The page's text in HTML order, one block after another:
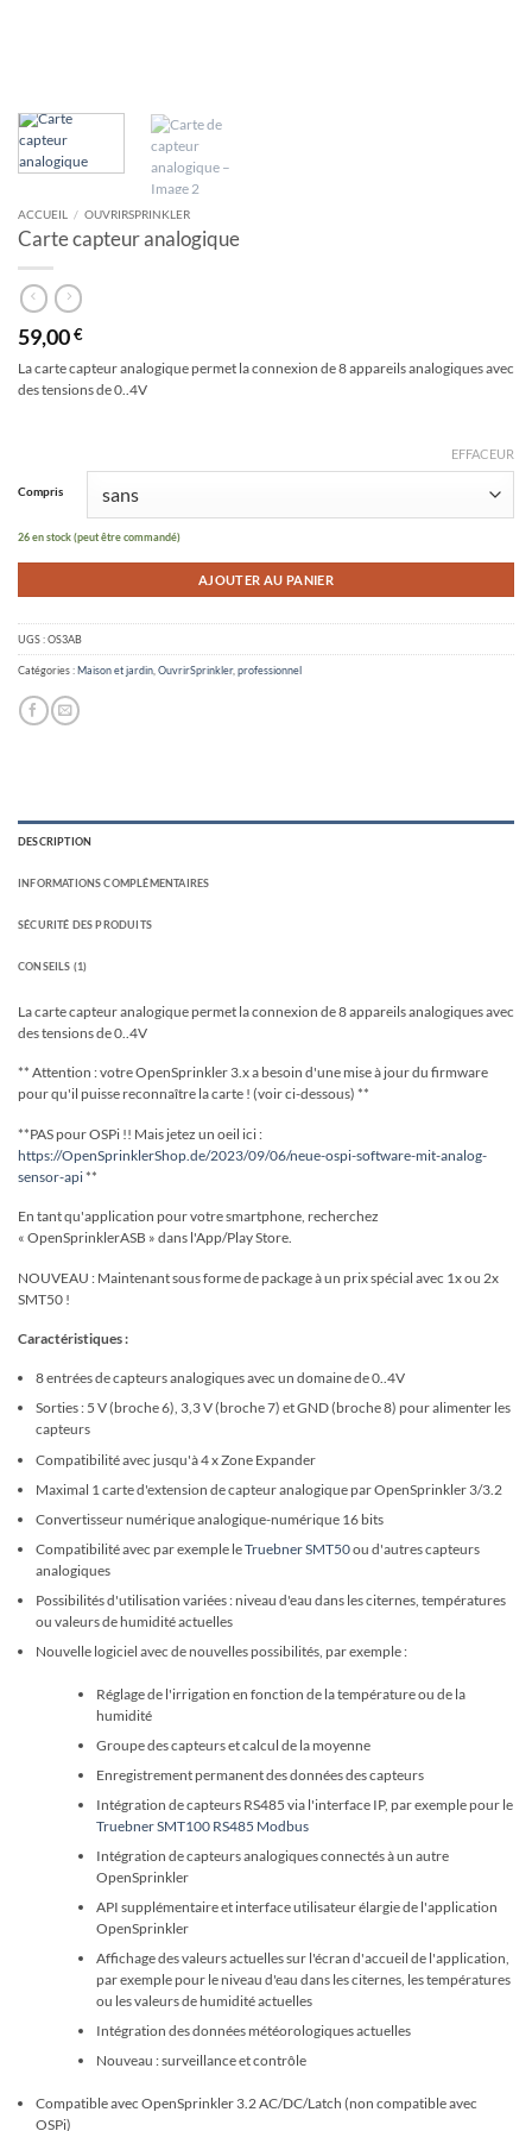
ACCUEIL / OUVRIRSPRINKLER
Carte capteur analogique
59,00€
La carte capteur analogique permet la connexion de 8 appareils analogiques avec
des tensions de 0..4V
Compris
EFFACEUR
26 en stock (peut être commandé)
AJOUTER AU PANIER
Alternative:
UGS :OS3AB
Catégories :Maison et jardin OuvrirSprinkler, professionnel
DESCRIPTION
INFORMATIONS COMPLÉMENTAIRES
SÉCURITÉ DES PRODUITS
CONSEILS (1)
La carte capteur analogique permet la connexion de 8 appareils analogiques avec
des tensions de 0..4V
** Attention : votre OpenSprinkler 3.x a besoin d'une mise à jour du firmware
pour qu'il puisse reconnaître la carte ! (voir ci-dessous) **
**PAS pour OSPi !! Mais jetez un oeil ici :
https://OpenSprinklerShop.de/2023/09/06/neue-ospi-software-mit-analog-
sensor-api**
En tant qu'application pour votre smartphone, recherchez
« OpenSprinklerASB » dans l'App/Play Store.
NOUVEAU : Maintenant sous forme de package à un prix spécial avec 1x ou 2x
SMT50 !
Caractéristiques :
8 entrées de capteurs analogiques avec un domaine de 0..4V
Sorties : 5 V (broche 6), 3,3 V (broche 7) et GND (broche 8) pour alimenter les
capteurs
Compatibilité avec jusqu'à 4 x Zone Expander
Maximal 1 carte d'extension de capteur analogique par OpenSprinkler 3/3.2
Convertisseur numérique analogique-numérique 16 bits
Compatibilité avec par exemple leTruebner SMT50ou d'autres capteurs
analogiques
Possibilités d'utilisation variées : niveau d'eau dans les citernes, températures
ou valeurs de humidité actuelles
Nouvelle logiciel avec de nouvelles possibilités, par exemple :
Réglage de l'irrigation en fonction de la température ou de la
humidité
Groupe des capteurs et calcul de la moyenne
Enregistrement permanent des données des capteurs
Intégration de capteurs RS485 via l'interface IP, par exemple pour le
Truebner SMT100 RS485 Modbus
Intégration de capteurs analogiques connectés à un autre
OpenSprinkler
API supplémentaire et interface utilisateur élargie de l'application
OpenSprinkler
Affichage des valeurs actuelles sur l'écran d'accueil de l'application,
par exemple pour le niveau d'eau dans les citernes, les températures
ou les valeurs de humidité actuelles
Intégration des données météorologiques actuelles
Nouveau : surveillance et contrôle
Compatible avec OpenSprinkler 3.2 AC/DC/Latch (non compatible avec
OSPi)